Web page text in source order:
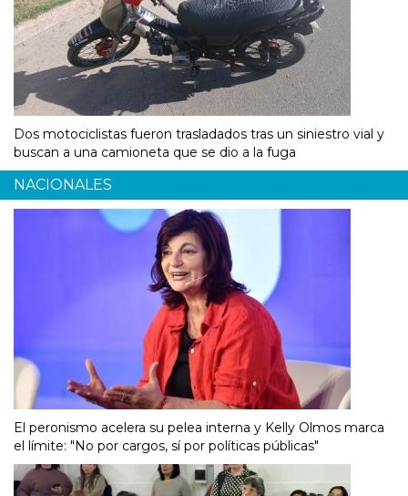
Dos motociclistas fueron trasladados tras un siniestro vial y
buscan a una camioneta que se dio a la fuga
NACIONALES
El peronismo acelera su pelea interna y Kelly Olmos marca
el límite: "No por cargos, sí por políticas públicas"